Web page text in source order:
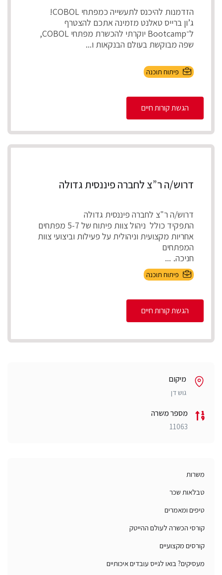
הזדמנות להיכנס לתעשייה כמפתחי COBOL!
ג’ון ברייס טאלנט מזמינה אתכם להצטרף
ל־Bootcamp יוקרתי להכשרת מפתחי COBOL,
שפה מבוקשת בעולם הבנקאות ו...
פיתוח תוכנה
הגשת קורות חיים
דרוש/ה ר”צ לחברה פיננסית גדולה
דרוש/ה ר"צ לחברה פיננסית גדולה
התפקיד כולל ניהול צוות פיתוח של 5-7 מפתחים
אחריות מקצועית וניהולית על פעילות וביצועי צוות
המפתחים
חניכה, ...
פיתוח תוכנה
הגשת קורות חיים
מיקום
גוש דן
מספר משרה
11063
משרות
טבלאות שכר
טיפים ומאמרים
קורסי הכשרה לעולם ההייטק
קורסים מקצועיים
מעסיקים? בואו לגייס עובדים איכותיים